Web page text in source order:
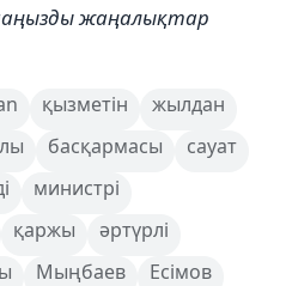
жаңалықтар
қызметін
жылдан
басқармасы
сауат
министрі
қаржы
әртүрлі
Мыңбаев
Есімов